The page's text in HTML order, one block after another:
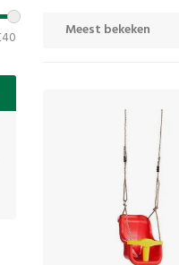
40 Meest bekeken